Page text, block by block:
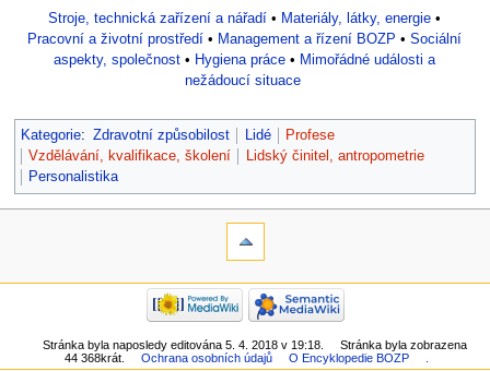
Stroje, technická zařízení a nářadí • Materiály, látky, energie •
Pracovní a životní prostředí • Management a řízení BOZP •Sociální
aspekty, společnost • Hygiena práce • Mimořádné události a
nežádoucí situace
Kategorie: Zdravotní způsobilost Lidé
Profese
Vzdělávání, kvalifikace, školení
Lidský činitel, antropometrie
Personalistika
Stránka byla naposledy editována 5. 4. 2018 v 19:18.
Stránka byla zobrazena
44 368krát.
Ochrana osobních údajů O Encyklopedie BOZP